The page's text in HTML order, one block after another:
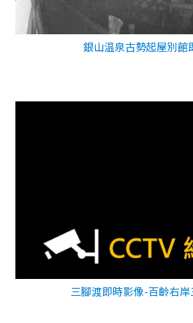
銀山温泉古勢起屋別館
三腳渡即時影像-百齡右